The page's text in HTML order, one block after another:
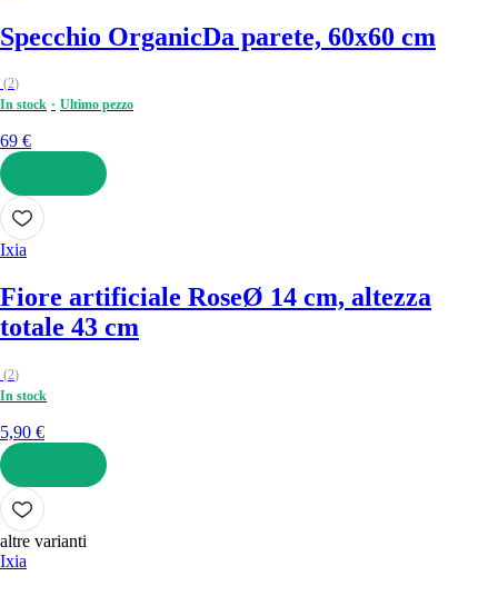
Specchio OrganicDa parete, 60x60 cm
(2)
In stock
Ultimo pezzo
69 €
AGGIUNGI
Ixia
Fiore artificiale RoseØ 14 cm, altezza
totale 43 cm
(2)
In stock
5,90 €
AGGIUNGI
altre varianti
Ixia